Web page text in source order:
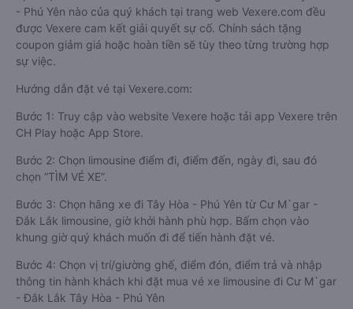
- Phú Yên nào của quý khách tại trang web Vexere.com đều
được Vexere cam kết giải quyết sự cố. Chính sách tặng
coupon giảm giá hoặc hoàn tiền sẽ tùy theo từng trường hợp
sự việc.
Hướng dẫn đặt vé tại Vexere.com:
Bước 1: Truy cập vào website Vexere hoặc tải app Vexere trên
CH Play hoặc App Store.
Bước 2: Chọn limousine điểm đi, điểm đến, ngày đi, sau đó
chọn “TÌM VÉ XE”.
Bước 3: Chọn hãng xe đi Tây Hòa - Phú Yên từ Cư M`gar -
Đắk Lắk limousine, giờ khởi hành phù hợp. Bấm chọn vào
khung giờ quý khách muốn đi để tiến hành đặt vé.
Bước 4: Chọn vị trí/giường ghế, điểm đón, điểm trả và nhập
thông tin hành khách khi đặt mua vé xe limousine đi Cư M`gar
- Đắk Lắk Tây Hòa - Phú Yên